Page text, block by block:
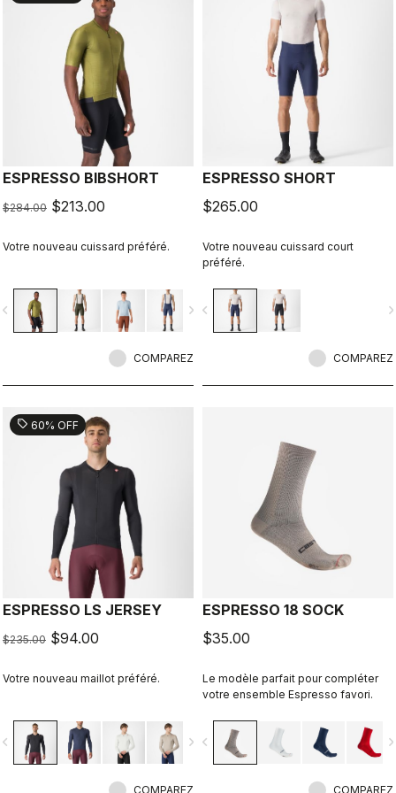
ESPRESSO BIBSHORT
$284.00 $213.00
Votre nouveau cuissard préféré.
navigate_next
COMPAREZ
ESPRESSO SHORT
$265.00
Votre nouveau cuissard court
préféré.
navigate_before
COMPAREZ
sell 60% OFF
ESPRESSO LS JERSEY
$235.00 $94.00
Votre nouveau maillot préféré.
navigate_next
COMPAREZ
ESPRESSO 18 SOCK
$35.00
Le modèle parfait pour compléter
votre ensemble Espresso favori.
navigate_before
COMPAREZ